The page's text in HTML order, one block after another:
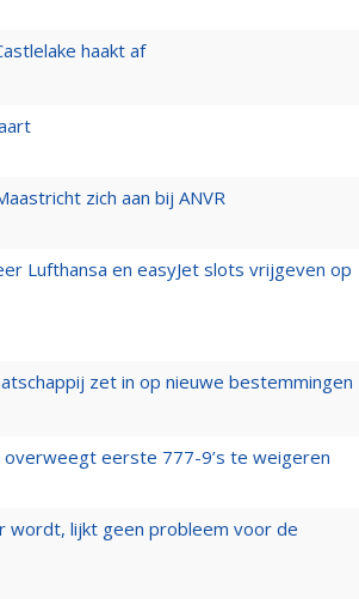
haakt af
zich aan bij ANVR
Lufthansa en easyJet slots vrijgeven op
zet in op nieuwe bestemmingen
eerste 777-9’s te weigeren
wordt, lijkt geen probleem voor de